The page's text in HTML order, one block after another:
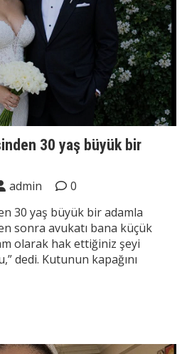
30 yaş büyük bir
admin
0
30 yaş büyük bir adamla
sonra avukatı bana küçük
olarak hak ettiğiniz şeyi
dedi. Kutunun kapağını